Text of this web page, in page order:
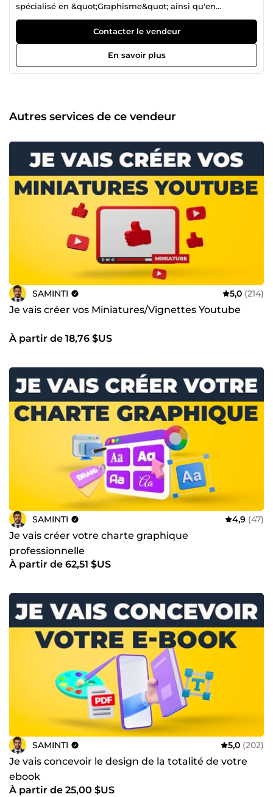
spécialisé en &quot;Graphisme&quot; ainsi qu'en
&quot;Montage vidéo&quot; avec un peu plus de 10 ans
d’expérience... En l'occurrence je pourrais trouver solutions
à tous vos soucis informatiques . Skills : ✔️ Design
Graphique ✔️ Animation &amp; Montage Vidéo N'hésitez
pas à me contacter si vous avez des demandes spéciales
Contacter le vendeur
En savoir plus
Autres services de ce vendeur
SAMINTI 5,0 (214)
Je vais créer vos Miniatures/Vignettes Youtube
À partir de 18,76 $US
SAMINTI 4,9 (47)
Je vais créer votre charte graphique
professionnelle
À partir de 62,51 $US
SAMINTI 5,0 (202)
Je vais concevoir le design de la totalité de votre
ebook
À partir de 25,00 $US